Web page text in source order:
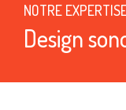
NOTRE
Design